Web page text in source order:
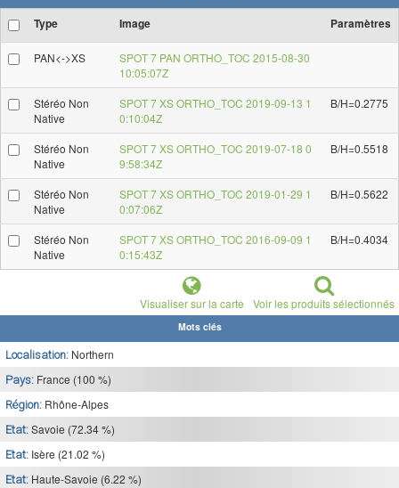
Type Image Paramètres
PAN<->XS
SPOT 7 PAN ORTHO_TOC 2015-08-30
10:05:07Z
Stéréo Non
Native
SPOT 7 XS ORTHO_TOC 2019-09-13 1
0:10:04Z
B/H=0.2775
Stéréo Non
Native
SPOT 7 XS ORTHO_TOC 2019-07-18 0
9:58:34Z
B/H=0.5518
Stéréo Non
Native
SPOT 7 XS ORTHO_TOC 2019-01-29 1
0:07:06Z
B/H=0.5622
Stéréo Non
Native
SPOT 7 XS ORTHO_TOC 2016-09-09 1
0:15:43Z
B/H=0.4034
Visualiser sur la carte Voir les produits sélectionnés
Mots clés
Localisation: Northern
Pays: France (100 %)
Région: Rhône-Alpes
Etat: Savoie (72.34 %)
Etat: Isère (21.02 %)
Etat: Haute-Savoie (6.22 %)